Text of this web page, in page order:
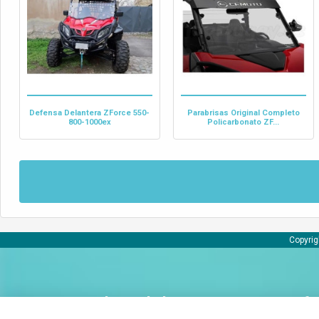
Defensa Delantera ZForce 550-
800-1000ex
Parabrisas Original Completo
Policarbonato ZF...
Sobre Bobaly